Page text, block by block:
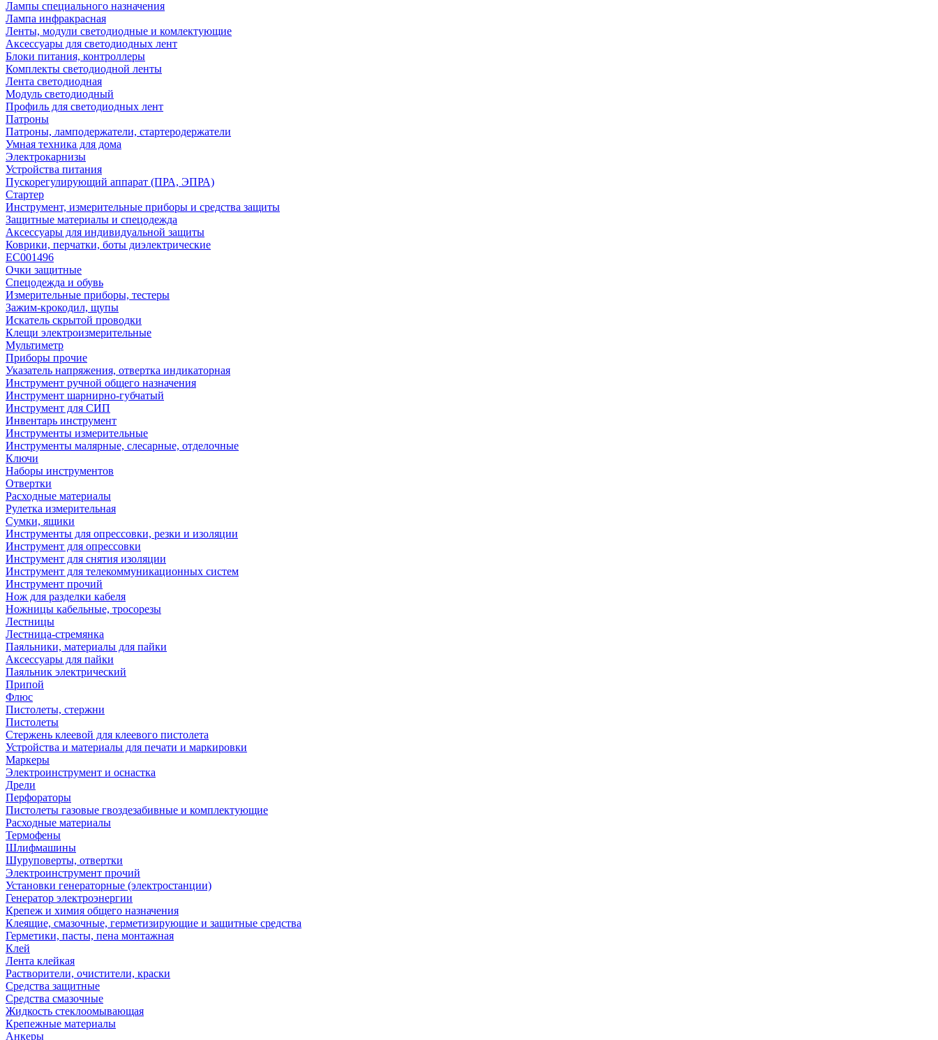
Лампы специального назначения
Лампа инфракрасная
Ленты, модули светодиодные и комлектующие
Аксессуары для светодиодных лент
Блоки питания, контроллеры
Комплекты светодиодной ленты
Лента светодиодная
Модуль светодиодный
Профиль для светодиодных лент
Патроны
Патроны, ламподержатели, стартеродержатели
Умная техника для дома
Электрокарнизы
Устройства питания
Пускорегулирующий аппарат (ПРА, ЭПРА)
Стартер
Инструмент, измерительные приборы и средства защиты
Защитные материалы и спецодежда
Аксессуары для индивидуальной защиты
Коврики, перчатки, боты диэлектрические
EC001496
Очки защитные
Спецодежда и обувь
Измерительные приборы, тестеры
Зажим-крокодил, щупы
Искатель скрытой проводки
Клещи электроизмерительные
Мультиметр
Приборы прочие
Указатель напряжения, отвертка индикаторная
Инструмент ручной общего назначения
Инструмент шарнирно-губчатый
Инструмент для СИП
Инвентарь инструмент
Инструменты измерительные
Инструменты малярные, слесарные, отделочные
Ключи
Наборы инструментов
Отвертки
Расходные материалы
Рулетка измерительная
Сумки, ящики
Инструменты для опрессовки, резки и изоляции
Инструмент для опрессовки
Инструмент для снятия изоляции
Инструмент для телекоммуникационных систем
Инструмент прочий
Нож для разделки кабеля
Ножницы кабельные, тросорезы
Лестницы
Лестница-стремянка
Паяльники, материалы для пайки
Аксессуары для пайки
Паяльник электрический
Припой
Флюс
Пистолеты, стержни
Пистолеты
Стержень клеевой для клеевого пистолета
Устройства и материалы для печати и маркировки
Маркеры
Электроинструмент и оснастка
Дрели
Перфораторы
Пистолеты газовые гвоздезабивные и комплектующие
Расходные материалы
Термофены
Шлифмашины
Шуруповерты, отвертки
Электроинструмент прочий
Установки генераторные (электростанции)
Генератор электроэнергии
Крепеж и химия общего назначения
Клеящие, смазочные, герметизирующие и защитные средства
Герметики, пасты, пена монтажная
Клей
Лента клейкая
Растворители, очистители, краски
Средства защитные
Средства смазочные
Жидкость стеклоомывающая
Крепежные материалы
Анкеры